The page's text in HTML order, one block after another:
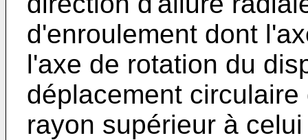
d'enroulement dont
l'axe de rotation du
déplacement
rayon supérieur à